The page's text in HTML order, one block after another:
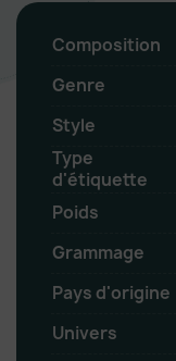
Composition
Genre
Style
Type
d'étiquette
Poids
Grammage
Pays d'origine
Univers